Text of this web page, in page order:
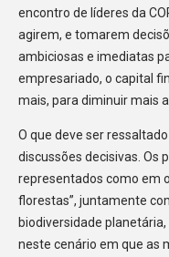
encontro de líderes da
agirem, e tomarem
ambiciosas e imediatas
empresariado, o capital
mais, para diminuir mais
O que deve ser
discussões decisivas. Os
representados como em
florestas”, juntamente
biodiversidade
neste cenário em que as